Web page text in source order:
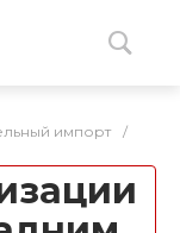
импорт /